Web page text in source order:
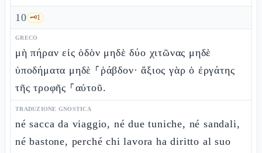
10 🗝️1
GRECO
μὴ πήραν εἰς ὁδὸν μηδὲ δύο χιτῶνας μηδὲ
ὑποδήματα μηδὲ ⸀ῥάβδον· ἄξιος γὰρ ὁ ἐργάτης
τῆς τροφῆς ⸀αὐτοῦ.
TRADUZIONE GNOSTICA
né sacca da viaggio, né due tuniche, né sandali,
né bastone, perché chi lavora ha diritto al suo